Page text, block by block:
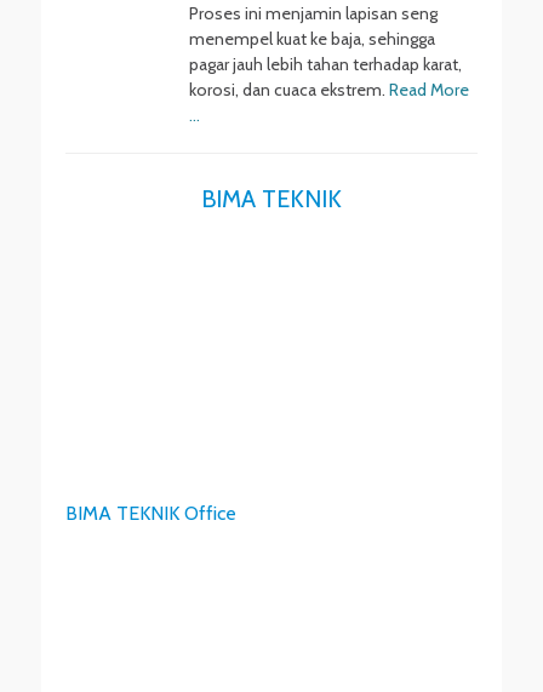
Proses ini menjamin lapisan seng
menempel kuat ke baja, sehingga
pagar jauh lebih tahan terhadap karat,
korosi, dan cuaca ekstrem. Read More
…
BIMA TEKNIK
BIMA TEKNIK Office